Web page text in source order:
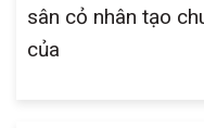
sân cỏ nhân tạo
của